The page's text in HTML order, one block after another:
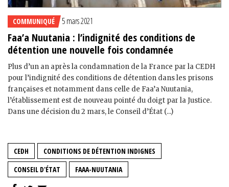
COMMUNIQUÉ 5 mars 2021
Faa’a Nuutania : l’indignité des conditions de
détention une nouvelle fois condamnée
Plus d’un an après la condamnation de la France par la CEDH
pour l’indignité des conditions de détention dans les prisons
françaises et notamment dans celle de Faa’a Nuutania,
l’établissement est de nouveau pointé du doigt par la Justice.
Dans une décision du 2 mars, le Conseil d’État (...)
CEDH
CONDITIONS DE DÉTENTION INDIGNES
CONSEIL D'ÉTAT
FAAA-NUUTANIA